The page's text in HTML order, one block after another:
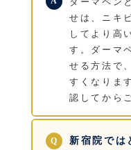
せは、ニキ
してより高
す。ダーマ
せる方法で
すくなりま
認してから
新宿院では